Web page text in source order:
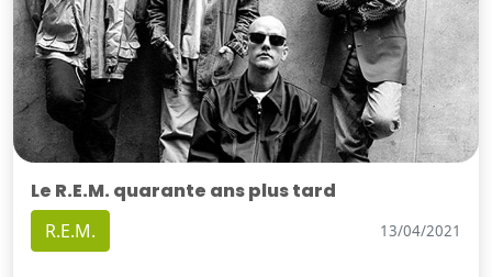
Le R.E.M. quarante ans plus tard
R.E.M. 13/04/2021